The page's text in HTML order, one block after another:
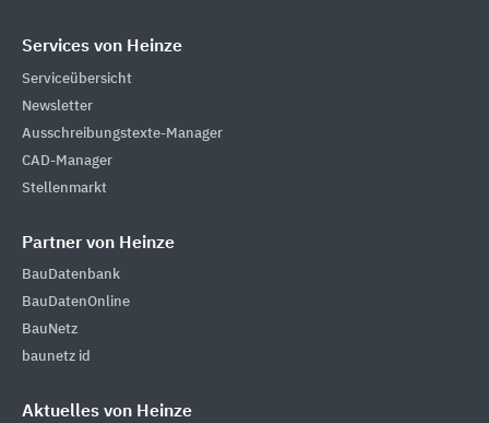
Services von Heinze
Serviceübersicht
Newsletter
Ausschreibungstexte-Manager
CAD-Manager
Stellenmarkt
Partner von Heinze
BauDatenbank
BauDatenOnline
BauNetz
baunetz id
Aktuelles von Heinze